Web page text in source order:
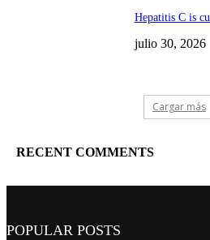
Hepatitis C is
julio 30, 2026
Cargar más
RECENT COMMENTS
POPULAR POSTS